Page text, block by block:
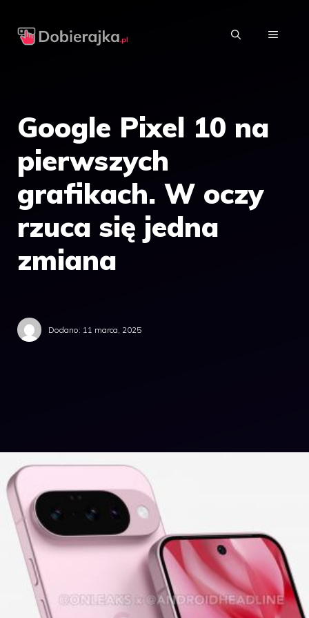
MENU
Google Pixel 10 na
pierwszych
grafikach. W oczy
rzuca się jedna
zmiana
Dodano: 11 marca, 2025